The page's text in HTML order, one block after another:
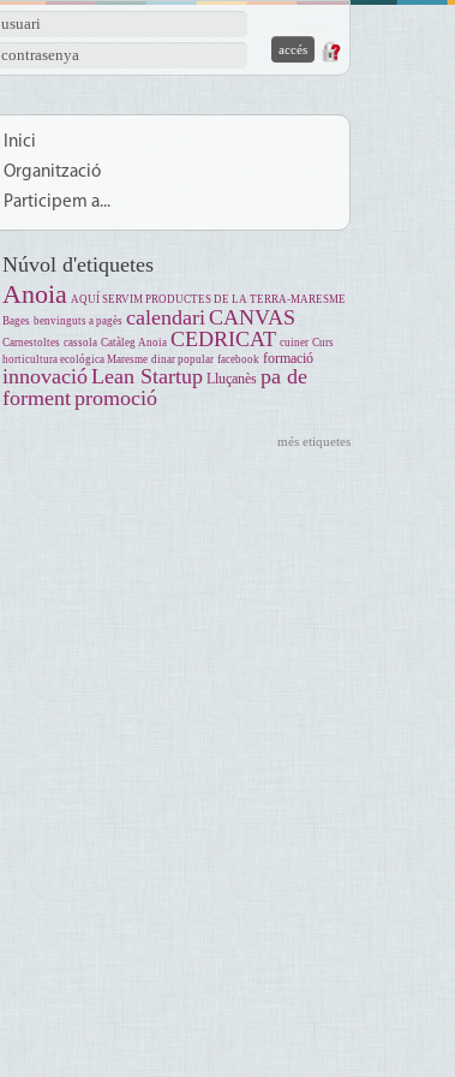
usuari
contrasenya
Inici
Organització
Participem a...
Núvol d'etiquetes
Anoia AQUÍ SERVIM PRODUCTES DE LA TERRA-MARESME
Bages benvinguts a pagès calendariCANVAS
Carnestoltes cassola Catàleg Anoia CEDRICAT cuiner Curs
horticultura ecológica Maresme dinar popular facebook formació
innovacióLean Startup Lluçanès pa de
formentpromoció
més etiquetes